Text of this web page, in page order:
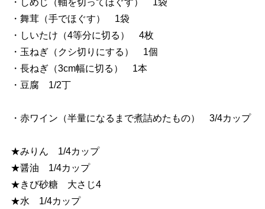
・舞茸（手でほぐす） 1袋
・しいたけ（4等分に切る） 4枚
・玉ねぎ（クシ切りにする） 1個
・長ねぎ（3cm幅に切る） 1本
・豆腐 1/2丁
・赤ワイン（半量になるまで煮詰めたもの） 3/4カップ
★みりん 1/4カップ
★醤油 1/4カップ
★きび砂糖 大さじ4
★水 1/4カップ